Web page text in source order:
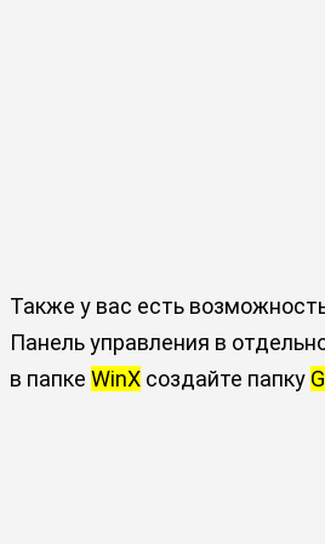
Также у вас есть
Панель управления в
в папке WinX создайте папку